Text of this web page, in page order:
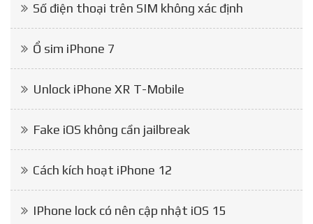
Số điện thoại trên SIM không xác định
Ổ sim iPhone 7
Unlock iPhone XR T-Mobile
Fake iOS không cần jailbreak
Cách kích hoạt iPhone 12
IPhone lock có nên cập nhật iOS 15